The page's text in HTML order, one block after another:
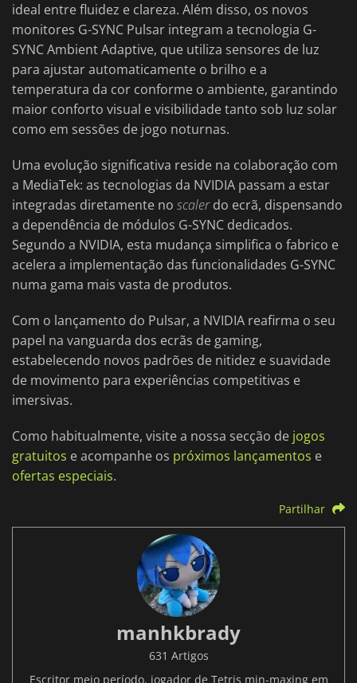
ideal entre fluidez e clareza. Além disso, os novos
monitores G-SYNC Pulsar integram a tecnologia G-
SYNC Ambient Adaptive, que utiliza sensores de luz
para ajustar automaticamente o brilho e a
temperatura da cor conforme o ambiente, garantindo
maior conforto visual e visibilidade tanto sob luz solar
como em sessões de jogo noturnas.
Uma evolução significativa reside na colaboração com
a MediaTek: as tecnologias da NVIDIA passam a estar
integradas diretamente no scalerdo ecrã, dispensando
a dependência de módulos G-SYNC dedicados.
Segundo a NVIDIA, esta mudança simplifica o fabrico e
acelera a implementação das funcionalidades G-SYNC
numa gama mais vasta de produtos.
Com o lançamento do Pulsar, a NVIDIA reafirma o seu
papel na vanguarda dos ecrãs de gaming,
estabelecendo novos padrões de nitidez e suavidade
de movimento para experiências competitivas e
imersivas.
Como habitualmente, visite a nossa secção de jogos
gratuitos e acompanhe os próximos lançamentos e
ofertas especiais.
Partilhar
manhkbrady
631 Artigos
Escritor meio período, jogador de Tetris min-maxing em